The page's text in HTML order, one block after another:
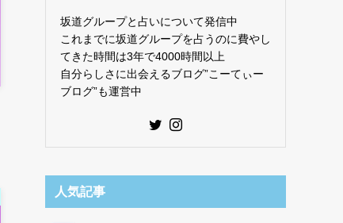
坂道グループと占いについて発信中
これまでに坂道グループを占うのに費やし
てきた時間は3年で4000時間以上
自分らしさに出会えるブログ”こーてぃー
ブログ”も運営中
人気記事